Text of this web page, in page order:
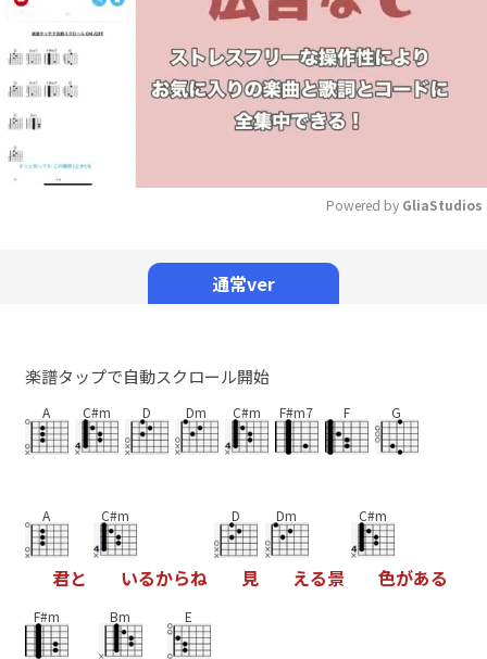
Powered by GliaStudios
通常ver
楽譜タップで自動スクロール開始
A C#m D Dm C#m F#m7 F G
A
君と
C#m
いるからね
D
見
Dm
える景
C#m
色がある
F#m Bm E